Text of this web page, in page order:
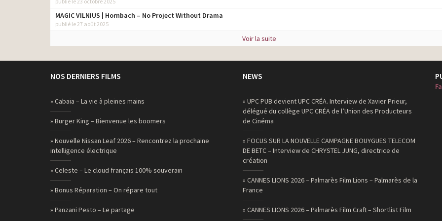
MAGIC VILNIUS | Hornbach – No Project Without Drama
publié le 27 août 2025
Voir la suite
NOS DERNIERS FILMS
» Cabaia – La vie à pleines mains
» Burger King – Bienvenue les boomers
» Nouvelle Nissan Leaf 2026 – Rencontrez la prochaine
intelligence électrique
» Celeste – Le cloud français 100% souverain
» Bonus Réparation – On répare tout
» Panzani Pesto – Le partage
NEWS
» UPC PUB devient UPC CRÉA. Interview de Xavier Prieur,
délégué du collège UPC CRÉA de l’Union des Producteurs
de Cinéma
» FOCUS SUR LA NOUVELLE CAMPAGNE BOUYGUES TELECOM
DE BETC – Interview de CHRYSTEL JUNG, directrice de
création
» CANNES LIONS 2026 – Palmarès Film Lions – Palmarès de la
France
» CANNES LIONS 2026 – Palmarès Film Craft – Shortlist Film